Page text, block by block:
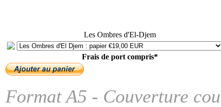
Les Ombres d'El-Djem
Frais de port compris*
Format A5 - Couverture